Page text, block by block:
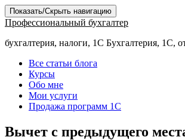
Показать/Скрыть навигацию
Профессиональный бухгалтер
бухгалтерия, налоги, 1С Бухгалтерия, 1С,
Все статьи блога
Курсы
Обо мне
Мои услуги
Продажа программ 1С
Вычет с предыдущего